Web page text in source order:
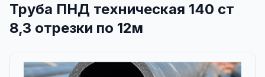
Труба ПНД техническая 140 ст
8,3 отрезки по 12м